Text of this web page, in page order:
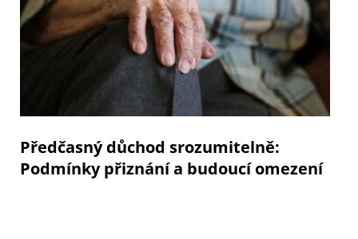
Předčasný důchod srozumitelně:
Podmínky přiznání a budoucí omezení